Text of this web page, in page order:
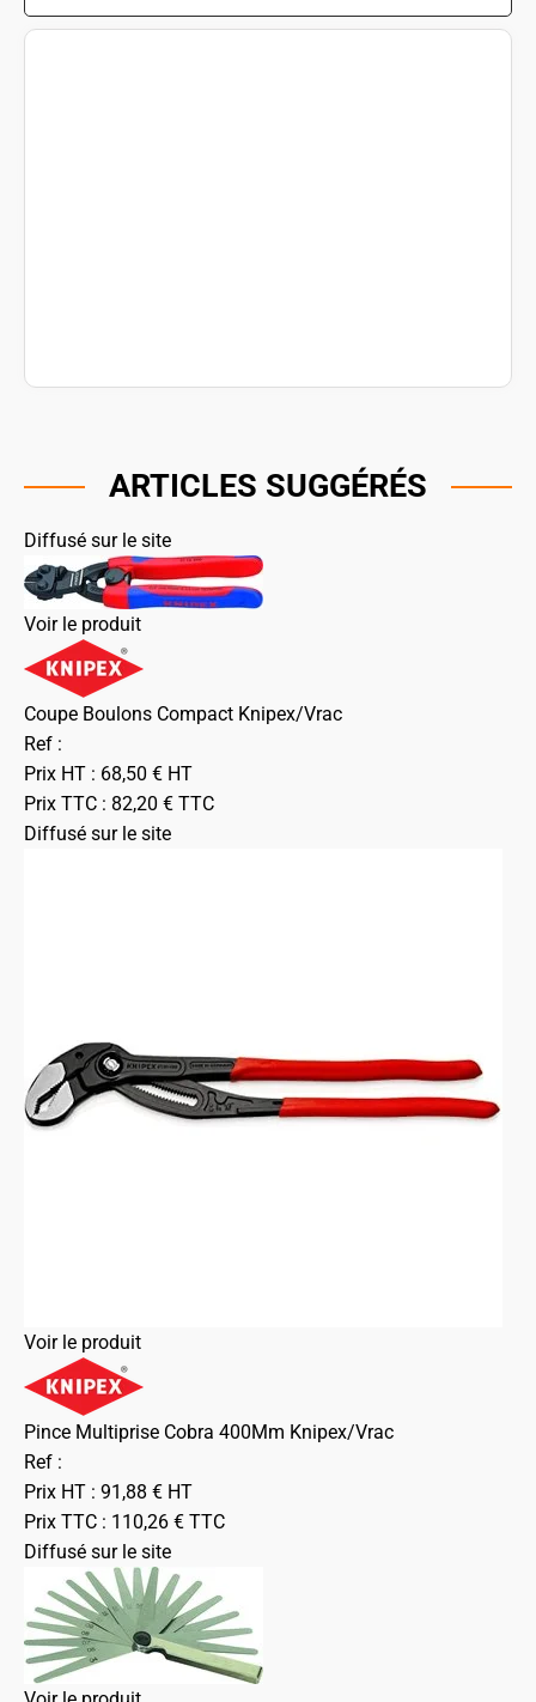
ARTICLES SUGGÉRÉS
Diffusé sur le site
Voir le produit
Coupe Boulons Compact Knipex/Vrac
Ref :
Prix HT : 68,50 € HT
Prix TTC : 82,20 € TTC
Diffusé sur le site
Voir le produit
Pince Multiprise Cobra 400Mm Knipex/Vrac
Ref :
Prix HT : 91,88 € HT
Prix TTC : 110,26 € TTC
Diffusé sur le site